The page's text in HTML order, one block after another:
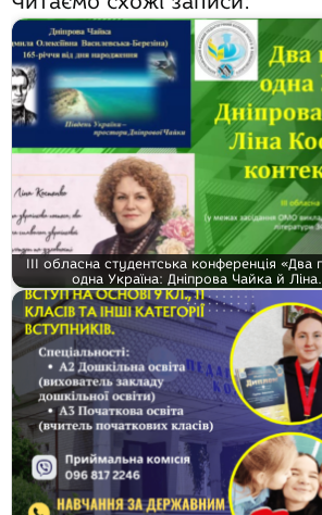
ІІІ обласна студентська конференція «Два
одна Україна: Дніпрова Чайка й